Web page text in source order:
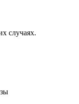
случаях.